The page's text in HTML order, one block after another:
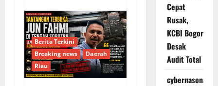
Berita Terkini
Breaking news
Daerah
Riau
Cepat
Rusak,
KCBI Bogor
Desak
Audit Total
cybernasonal